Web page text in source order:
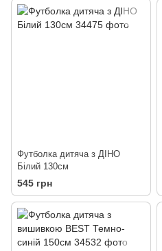
Футболка дитяча з ДІНО
Білий 130см
545 грн